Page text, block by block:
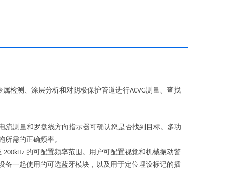
检测、涂层分析和对阴极保护管道进行ACVG测量、查找
测量和罗盘线方向指示器可确认您是否找到目标。多功
需的正确频率。
200kHz 的可配置频率范围。用户可配置视觉和机械振动警
备一起使用的可选蓝牙模块，以及用于定位埋设标记的插